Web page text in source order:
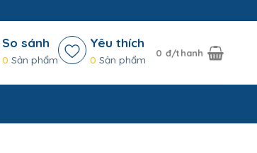
So sánh
0 Sản phẩm
Yêu thích
0 Sản phẩm
0 đ/thanh